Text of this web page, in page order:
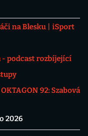
na Blesku
iSport
- podcast rozbíjející
OKTAGON 92: Szabová
2026